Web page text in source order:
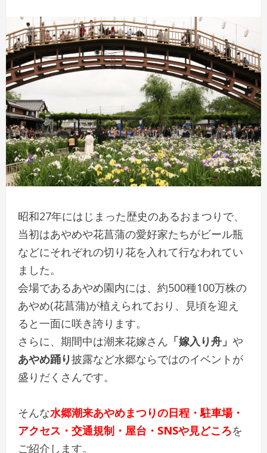
昭和27年にはじまった歴史のあるおまつりで、
当初はあやめや花菖蒲の愛好家たちがビール瓶
などにそれぞれの切り花を入れて行なわれてい
ました。
会場であるあやめ園内には、約500種100万株の
あやめ(花菖蒲)が植えられており、見頃を迎え
ると一面に咲き誇ります。
さらに、期間中は潮来花嫁さん 「嫁入り舟」 や
あやめ踊り披露など水郷ならではのイベントが
盛りだくさんです。
そんな水郷潮来あやめまつりの日程・駐車場・
アクセス・交通規制・屋台・SNSや見どころを
ご紹介します。